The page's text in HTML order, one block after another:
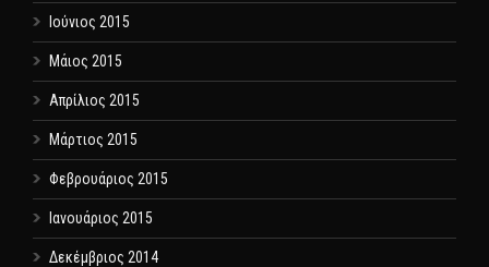
Ιούνιος 2015
Μάιος 2015
Απρίλιος 2015
Μάρτιος 2015
Φεβρουάριος 2015
Ιανουάριος 2015
Δεκέμβριος 2014